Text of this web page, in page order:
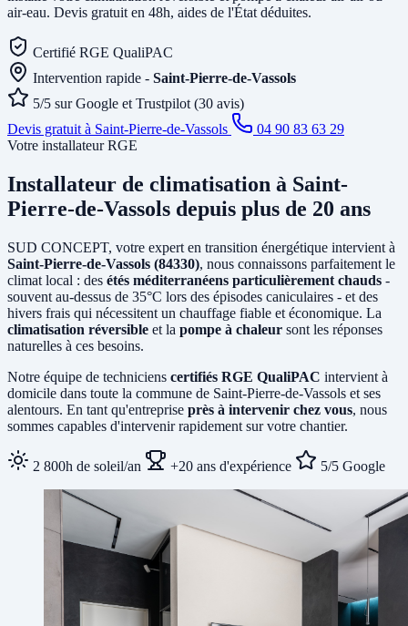
air-eau. Devis gratuit en 48h, aides de l'État déduites.
Certifié RGE QualiPAC
Intervention rapide - Saint-Pierre-de-Vassols
5/5 sur Google et Trustpilot (30 avis)
Devis gratuit à Saint-Pierre-de-Vassols
04 90 83 63 29
Votre installateur RGE
Installateur de climatisation à Saint-
Pierre-de-Vassols depuis plus de 20 ans
SUD CONCEPT, votre expert en transition énergétique intervient à
Saint-Pierre-de-Vassols (84330), nous connaissons parfaitement le
climat local : des étés méditerranéens particulièrement chauds -
souvent au-dessus de 35°C lors des épisodes caniculaires - et des
hivers frais qui nécessitent un chauffage fiable et économique. La
climatisation réversible et la pompe à chaleur sont les réponses
naturelles à ces besoins.
Notre équipe de techniciens certifiés RGE QualiPAC intervient à
domicile dans toute la commune de Saint-Pierre-de-Vassols et ses
alentours. En tant qu'entreprise près à intervenir chez vous, nous
sommes capables d'intervenir rapidement sur votre chantier.
2 800h de soleil/an +20 ans d'expérience 5/5 Google